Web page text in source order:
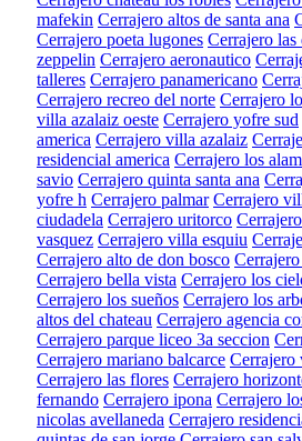
mafekin Cerrajero altos de santa ana
Cerrajero poeta lugones Cerrajero las
zeppelin Cerrajero aeronautico
talleres Cerrajero panamericano
Cerrajero recreo del norte Cerrajero
villa azalaiz oeste Cerrajero yofre sud
america Cerrajero villa azalaiz
residencial america Cerrajero los
savio Cerrajero quinta santa ana
yofre h Cerrajero palmar Cerrajero
ciudadela Cerrajero uritorco
vasquez Cerrajero villa esquiu
Cerrajero alto de don bosco
Cerrajero bella vista Cerrajero los
Cerrajero los sueños Cerrajero los
altos del chateau Cerrajero agencia
Cerrajero parque liceo 3a seccion
Cerrajero mariano balcarce Cerrajero
Cerrajero las flores Cerrajero
fernando Cerrajero ipona Cerrajero
nicolas avellaneda Cerrajero